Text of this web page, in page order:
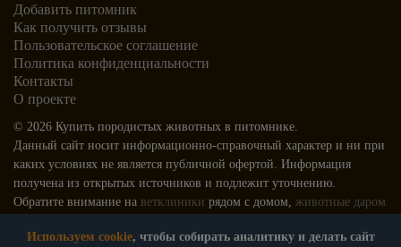
Бульдог кампейро
Бультерьер
Веймаранер
Вельш-корги кардиган
Вельш-корги пемброк
Бергамская овчарка
Бернский зенненхунд
Бивер йорк
Бигль
Бишон фризе
Добавить питомник
Как получить отзывы
Пользовательское соглашение
Политика конфиденциальности
Контакты
О проекте
© 2026 Купить породистых животных в питомнике.
Данный сайт носит информационно-справочный характер и ни при
каких условиях не является публичной офертой. Информация
получена из открытых источников и подлежит уточнению.
Обратите внимание на ветклиники рядом с домом, животные даром
Используем cookie, чтобы собирать аналитику и делать сайт